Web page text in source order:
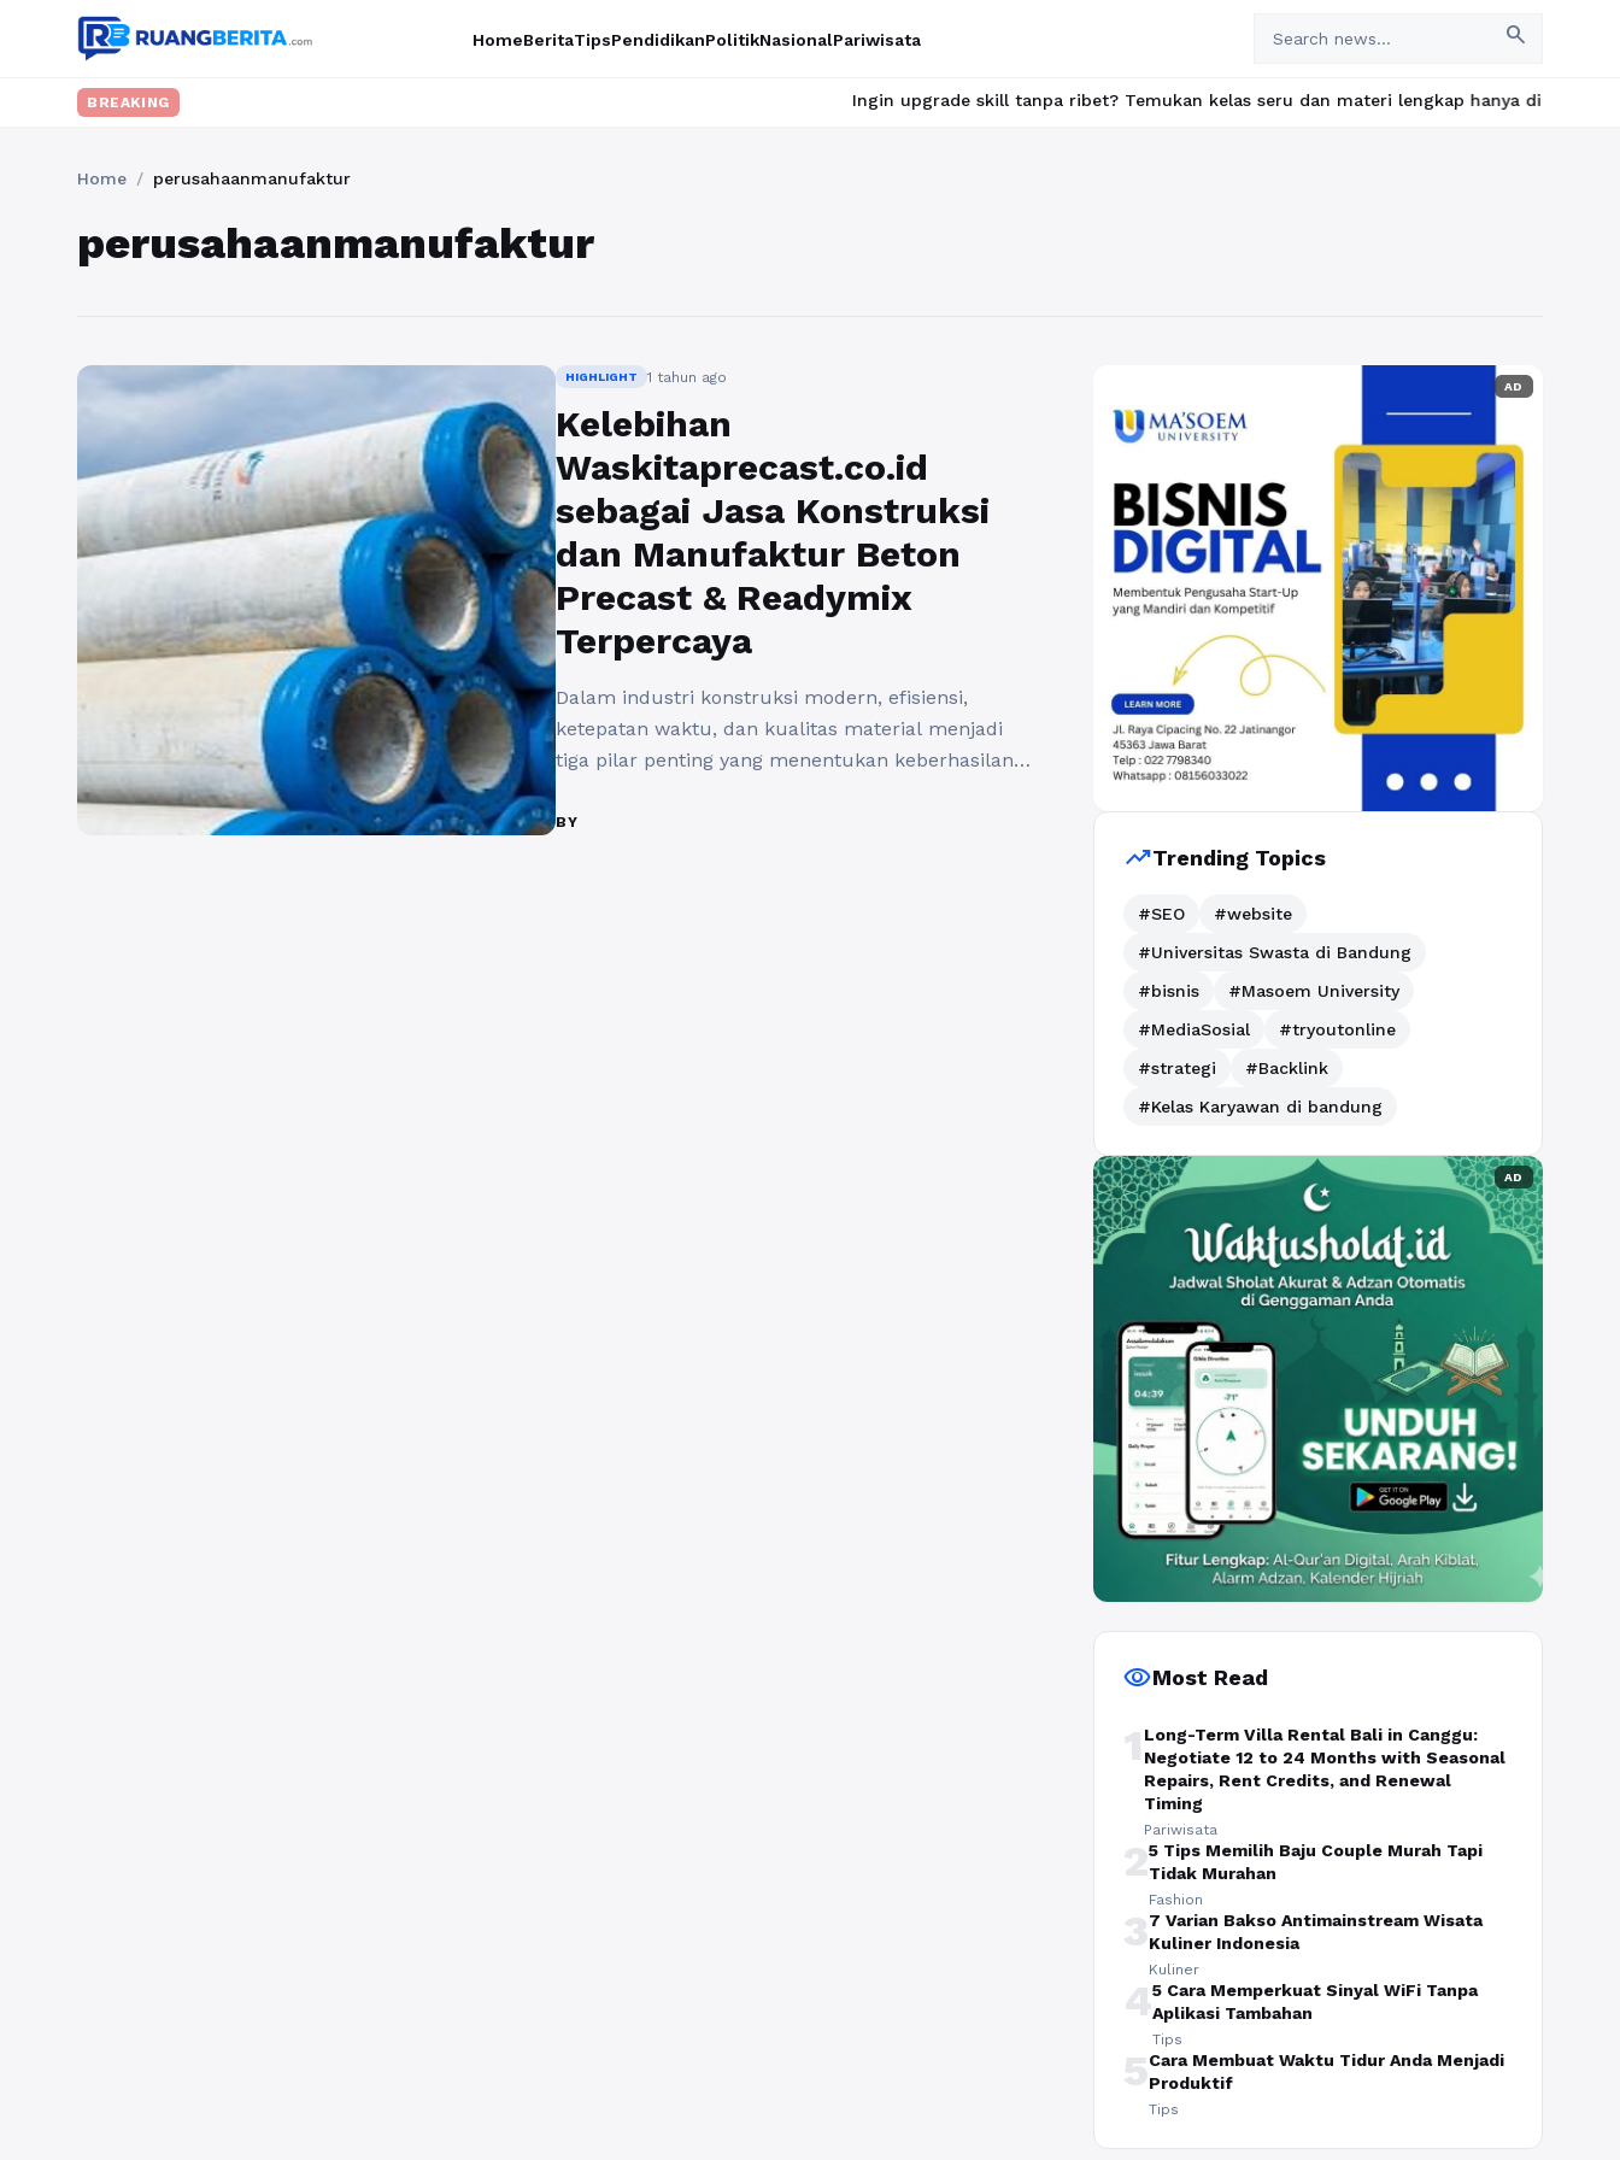
HomeBeritaTipsPendidikanPolitikNasionalPariwisata search
BREAKING Ingin upgrade skill tanpa ribet? Temukan kelas seru dan materi lengkap hanya di YukBelajar.com.
Home / perusahaanmanufaktur
perusahaanmanufaktur
HIGHLIGHT 1 tahun ago
Kelebihan
Waskitaprecast.co.id
sebagai Jasa Konstruksi
dan Manufaktur Beton
Precast & Readymix
Terpercaya
Dalam industri konstruksi modern, efisiensi,
ketepatan waktu, dan kualitas material menjadi
tiga pilar penting yang menentukan keberhasilan
layanan konstruksi sekaligus memproduksi
BY
AD
trending_upTrending Topics
#SEO
#website
#Universitas Swasta di Bandung
#bisnis
#Masoem University
#MediaSosial
#tryoutonline
#strategi
#Backlink
#Kelas Karyawan di bandung
AD
visibilityMost Read
1 Long-Term Villa Rental Bali in Canggu:
Negotiate 12 to 24 Months with Seasonal
Repairs, Rent Credits, and Renewal
Timing
Pariwisata
25 Tips Memilih Baju Couple Murah Tapi
Tidak Murahan
Fashion
37 Varian Bakso Antimainstream Wisata
Kuliner Indonesia
Kuliner
45 Cara Memperkuat Sinyal WiFi Tanpa
Aplikasi Tambahan
Tips
5Cara Membuat Waktu Tidur Anda Menjadi
Produktif
Tips